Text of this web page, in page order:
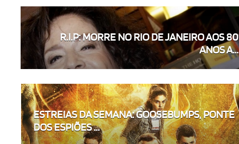
R.I.P: MORRE NO RIO DE JANEIRO AOS 80
ANOS A...
ESTREIAS DA SEMANA: GOOSEBUMPS, PONTE
DOS ESPIÕES ...